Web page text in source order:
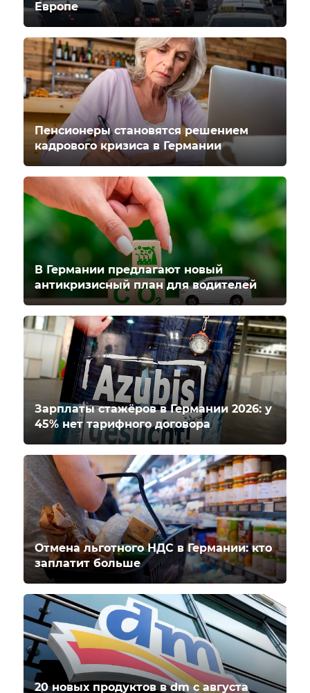
Европе
Пенсионеры становятся решением
кадрового кризиса в Германии
В Германии предлагают новый
антикризисный план для водителей
Зарплаты стажёров в Германии 2026: у
45% нет тарифного договора
Отмена льготного НДС в Германии: кто
заплатит больше
20 новых продуктов в dm с августа